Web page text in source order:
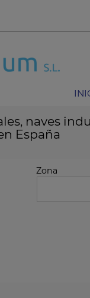
naves
España
Zona